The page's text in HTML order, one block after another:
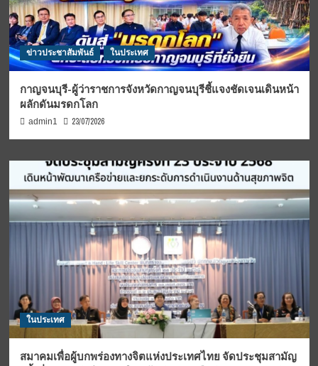
ข่าวประชาสัมพันธ์ ในประเทศ
กาญจนบุรี-ผู้ว่าราชการจังหวัดกาญจนบุรีชี้แจงชัดเจนเดินหน้า
ผลักดันมรดกโลก
admin1 23/07/2026
ในประเทศ
สมาคมเพื่อผู้บกพร่องทางจิตแห่งประเทศไทย จัดประชุมสามัญ